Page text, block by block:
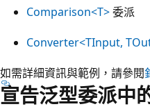
Comparison<T>委派
Converter<TInput,
如需詳細資訊與範例，請參閱
宣告泛型委派中